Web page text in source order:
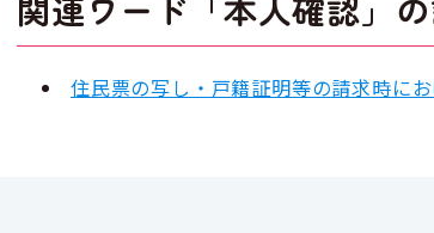
住民票の写し・戸籍証明等の請求時に